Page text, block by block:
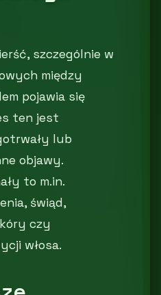
szczególnie w
między
pojawia się
ten jest
lub
objawy.
to m.in.
świąd,
czy
włosa.